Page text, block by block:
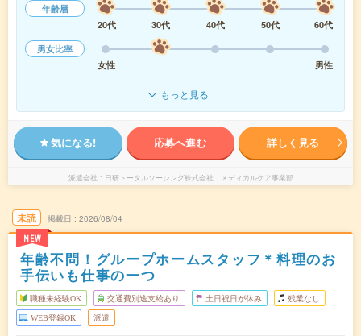
年齢層
20代
30代 40代 50代
60代
男女比率
女性
男性
もっと見る
気になる! 応募へ進む 詳しく見る
派遣会社 日研トータルソーシング株式会社 メディカルケア事業部
未読
NEW
掲載日 2026/08/04
年齢不問！グループホームスタッフ＊料理のお
手伝いも仕事の一つ
職種未経験OK 交通費別途支給あり 土日祝日が休み 残業なし
WEB登録OK 派遣